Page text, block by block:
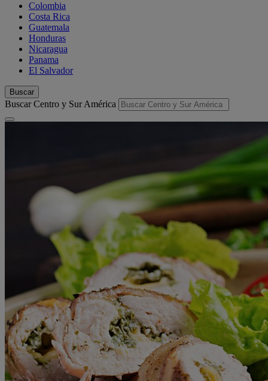
Colombia
Costa Rica
Guatemala
Honduras
Nicaragua
Panama
El Salvador
Buscar
Buscar Centro y Sur América